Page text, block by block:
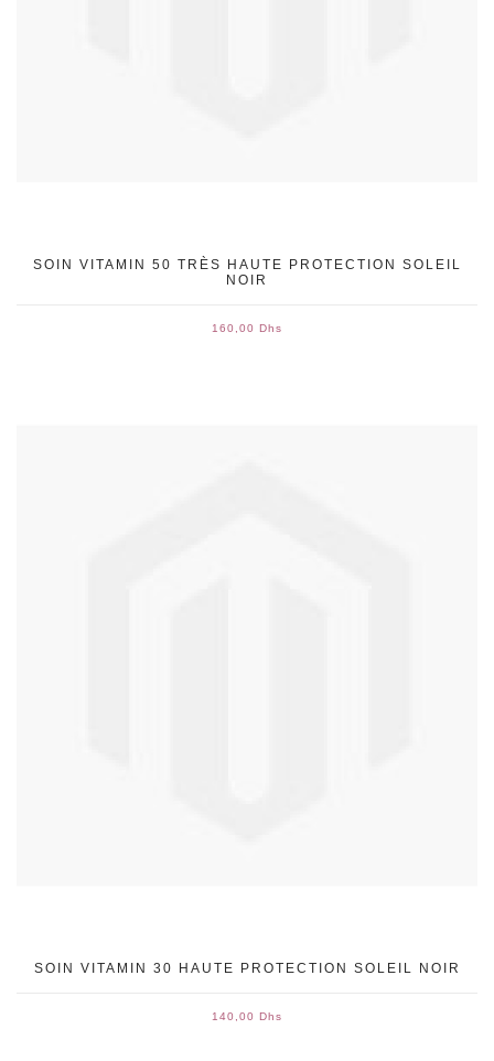
SOIN VITAMIN 50 TRÈS HAUTE PROTECTION SOLEIL
NOIR
160,00 Dhs
SOIN VITAMIN 30 HAUTE PROTECTION SOLEIL NOIR
140,00 Dhs